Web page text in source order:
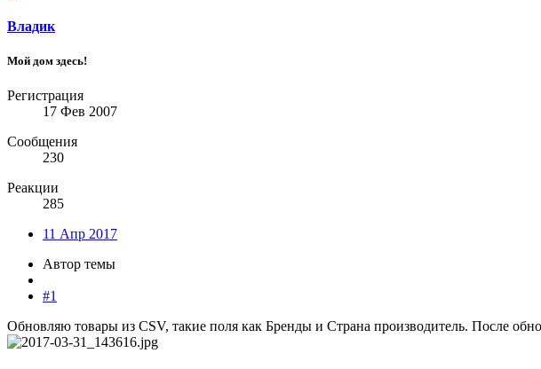
Владик
Мой дом здесь!
Регистрация
17 Фев 2007
Сообщения
230
Реакции
285
11 Апр 2017
Автор темы
#1
Обновляю товары из CSV, такие поля как Бренды и Страна производитель. После